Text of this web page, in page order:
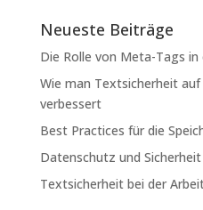
Neueste Beiträge
Die Rolle von Meta-Tags
Wie man Textsicherheit
verbessert
Best Practices für die
Datenschutz und
Textsicherheit bei der